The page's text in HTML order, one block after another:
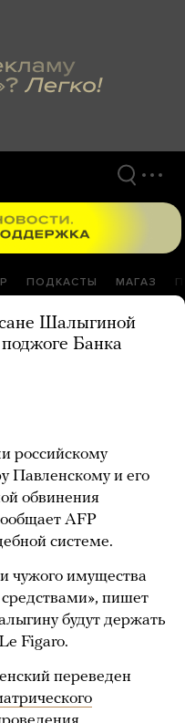
ПОДКАСТЫ МАГАЗ
Шалыгиной
Банка
российскому
Павленскому и его
обвинения
AFP
системе.
чужого имущества
пишет
будут держать
Le Figaro.
переведен